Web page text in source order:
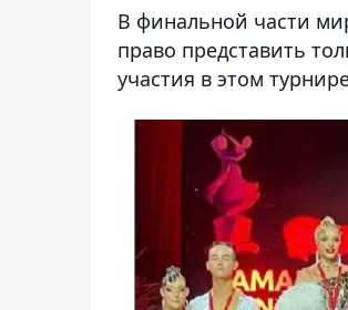
В финальной части
право представить
участия в этом